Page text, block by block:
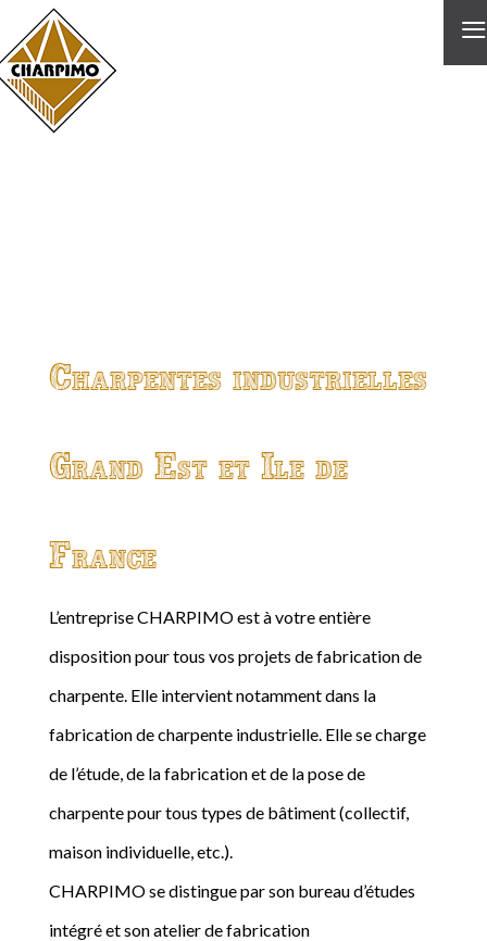
≡
Charpentes industrielles
Grand Est et Ile de
France
L’entreprise CHARPIMO est à votre entière
disposition pour tous vos projets de fabrication de
charpente. Elle intervient notamment dans la
fabrication de charpente industrielle. Elle se charge
de l’étude, de la fabrication et de la pose de
charpente pour tous types de bâtiment (collectif,
maison individuelle, etc.).
CHARPIMO se distingue par son bureau d’études
intégré et son atelier de fabrication